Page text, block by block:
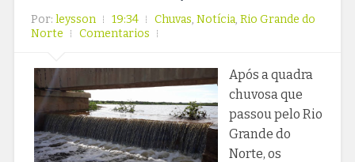
Por: leysson 19:34 Chuvas, Notícia, Rio Grande do
Norte
Comentarios
Após a quadra
chuvosa que
passou pelo Rio
Grande do
Norte, os